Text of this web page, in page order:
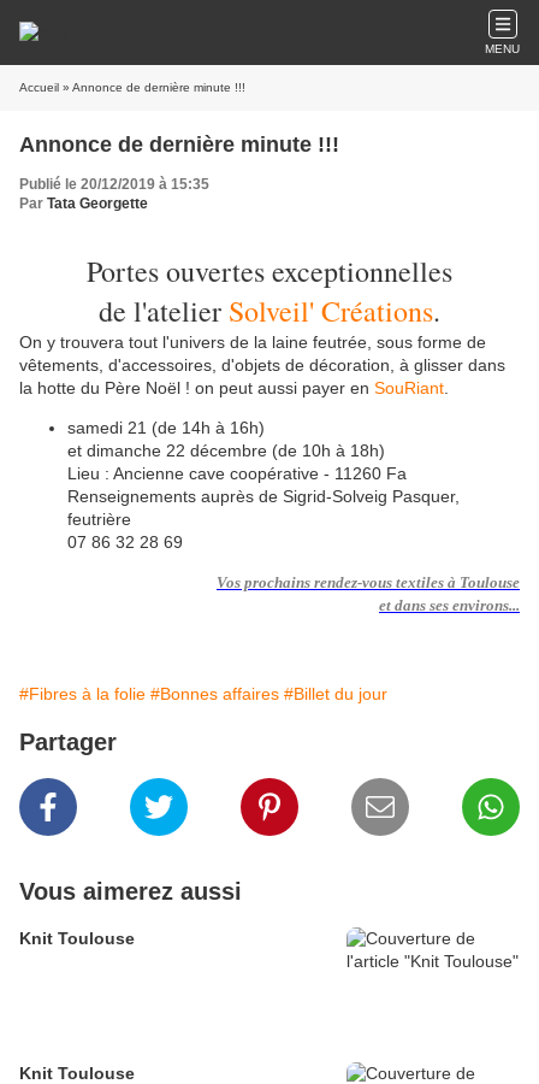
MENU
Accueil » Annonce de dernière minute !!!
Annonce de dernière minute !!!
Publié le 20/12/2019 à 15:35
Par Tata Georgette
Portes ouvertes exceptionnelles
de l'atelier Solveil' Créations.
On y trouvera tout l'univers de la laine feutrée, sous forme de
vêtements, d'accessoires, d'objets de décoration, à glisser dans
la hotte du Père Noël ! on peut aussi payer en SouRiant
samedi 21 (de 14h à 16h)
et dimanche 22 décembre (de 10h à 18h)
Lieu : Ancienne cave coopérative - 11260 Fa
Renseignements auprès de Sigrid-Solveig Pasquer,
feutrière
07 86 32 28 69
Vos prochains rendez-vous textiles à Toulouse
et dans ses environs...
#Fibres à la folie #Bonnes affaires #Billet du jour
Partager
Vous aimerez aussi
Knit Toulouse
Knit Toulouse